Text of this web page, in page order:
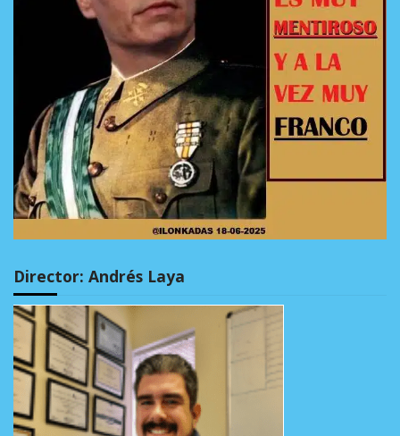
Director: Andrés Laya